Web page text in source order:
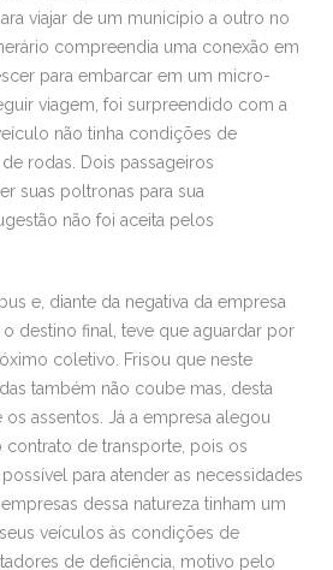
viajar de um município a outro no
compreendia uma conexão em
para embarcar em um micro-
viagem, foi surpreendido com a
não tinha condições de
rodas. Dois passageiros
suas poltronas para sua
não foi aceita pelos
e, diante da negativa da empresa
destino final, teve que aguardar por
coletivo. Frisou que neste
também não coube mas, desta
assentos. Já a empresa alegou
de transporte, pois os
para atender as necessidades
dessa natureza tinham um
veículos às condições de
de deficiência, motivo pelo